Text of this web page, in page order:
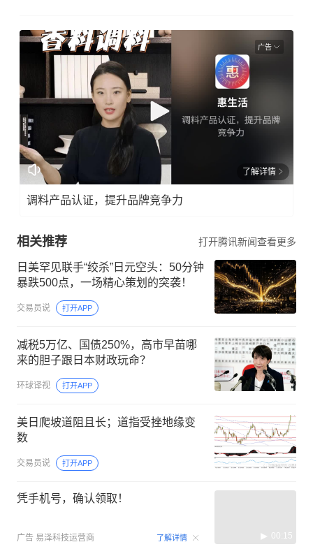
广告
了解详情
调料产品认证，提升品牌竞争力
相关推荐 打开腾讯新闻查看更多
日美罕见联手“绞杀”日元空头：50分钟
暴跌500点，一场精心策划的突袭！
交易员说 打开APP
减税5万亿、国债250%，高市早苗哪
来的胆子跟日本财政玩命？
环球译视 打开APP
美日爬坡道阻且长；道指受挫地缘变
数
交易员说 打开APP
凭手机号，确认领取！
广告 易泽科技运营商 了解详情 00:15